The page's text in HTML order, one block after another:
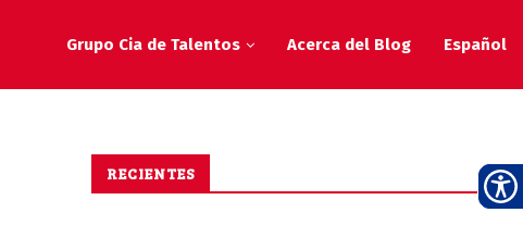
Grupo Cia de Talentos Acerca del Blog Español
RECIENTES